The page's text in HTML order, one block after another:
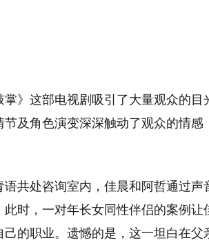
》这部电视剧吸引了大量观众的
及角色演变深深触动了观众的情感
共处咨询室内，佳晨和阿哲通过声
时，一对年长女同性伴侣的案例
的职业。遗憾的是，这一坦白在